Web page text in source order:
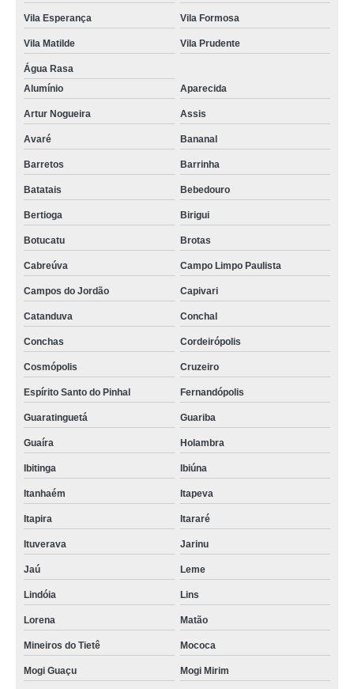
Vila Esperança Vila Formosa
Vila Matilde Vila Prudente
Água Rasa
Alumínio
Aparecida
Artur Nogueira Assis
Avaré Bananal
Barretos Barrinha
Batatais Bebedouro
Bertioga Birigui
Botucatu Brotas
Cabreúva Campo Limpo Paulista
Campos do Jordão Capivari
Catanduva Conchal
Conchas Cordeirópolis
Cosmópolis Cruzeiro
Espírito Santo do Pinhal Fernandópolis
Guaratinguetá Guariba
Guaíra Holambra
Ibitinga Ibiúna
Itanhaém Itapeva
Itapira Itararé
Ituverava Jarinu
Jaú Leme
Lindóia Lins
Lorena Matão
Mineiros do Tietê Mococa
Mogi Guaçu Mogi Mirim